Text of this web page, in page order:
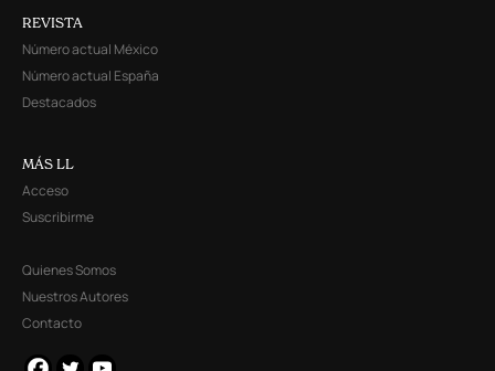
REVISTA
Número actual México
Número actual España
Destacados
MÁS LL
Acceso
Suscribirme
Quienes Somos
Nuestros Autores
Contacto